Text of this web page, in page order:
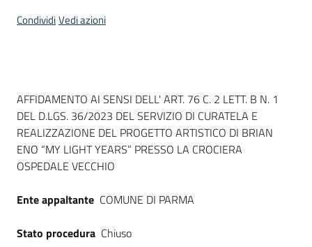
CondividiVedi azioni
Dati del bando
AFFIDAMENTO AI SENSI DELL' ART. 76 C. 2 LETT. B N. 1
DEL D.LGS. 36/2023 DEL SERVIZIO DI CURATELA E
REALIZZAZIONE DEL PROGETTO ARTISTICO DI BRIAN
ENO “MY LIGHT YEARS” PRESSO LA CROCIERA
OSPEDALE VECCHIO
Ente appaltante COMUNE DI PARMA
Stato procedura Chiuso